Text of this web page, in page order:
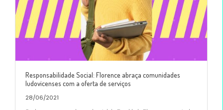
Responsabilidade Social: Florence abraça comunidades
ludovicenses com a oferta de serviços
28/06/2021